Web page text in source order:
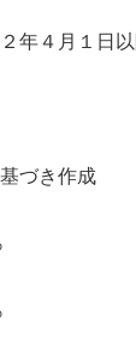
年４月１日
づき作成